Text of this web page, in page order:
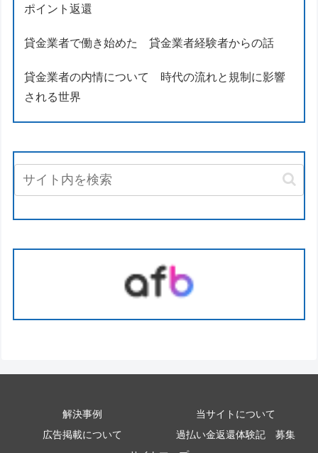
ポイント返還
貸金業者で働き始めた 貸金業者経験者からの話
貸金業者の内情について 時代の流れと規制に影響
される世界
解決事例
当サイトについて
広告掲載について
過払い金返還体験記 募集